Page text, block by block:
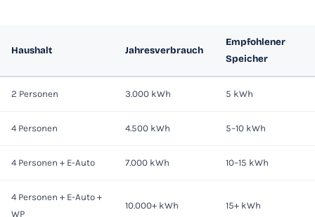
Haushalt Jahresverbrauch
Empfohlener
Speicher
2 Personen 3.000 kWh 5 kWh
4 Personen 4.500 kWh 5–10 kWh
4 Personen + E-Auto 7.000 kWh 10–15 kWh
4 Personen + E-Auto +
WP
10.000+ kWh 15+ kWh